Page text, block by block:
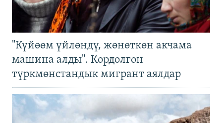
"Күйөөм үйлөндү, жөнөткөн акчама
машина алды". Кордолгон
түркмөнстандык мигрант аялдар